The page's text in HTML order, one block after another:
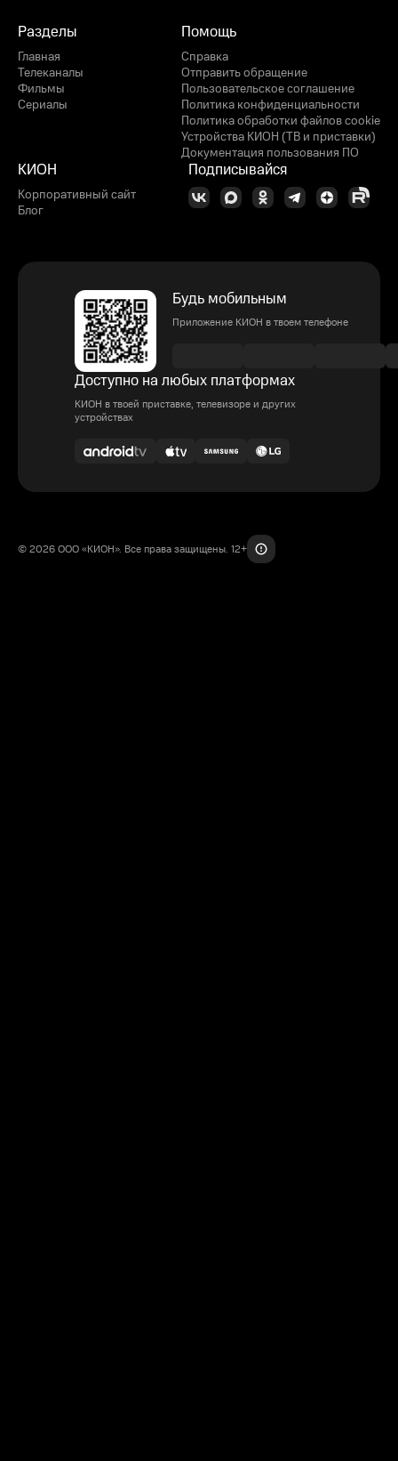
Разделы
Главная
Телеканалы
Фильмы
Сериалы
Помощь
Справка
Отправить обращение
Пользовательское соглашение
Политика конфиденциальности
Политика обработки файлов cookie
Устройства КИОН (ТВ и приставки)
Документация пользования ПО
КИОН
Корпоративный сайт
Блог
Подписывайся
Будь мобильным
Приложение КИОН в твоем телефоне
Доступно на любых платформах
КИОН в твоей приставке, телевизоре и других
устройствах
© 2026 ООО «КИОН». Все права защищены. 12+